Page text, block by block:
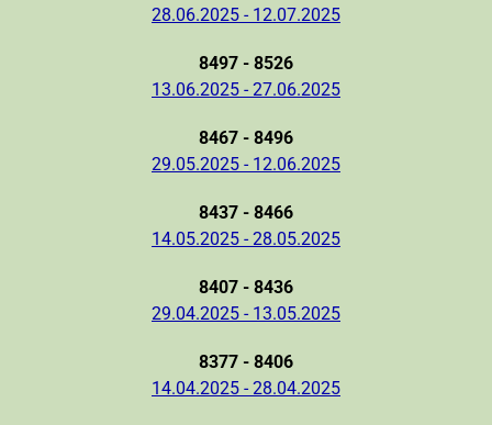
28.06.2025 - 12.07.2025
8497 - 8526
13.06.2025 - 27.06.2025
8467 - 8496
29.05.2025 - 12.06.2025
8437 - 8466
14.05.2025 - 28.05.2025
8407 - 8436
29.04.2025 - 13.05.2025
8377 - 8406
14.04.2025 - 28.04.2025